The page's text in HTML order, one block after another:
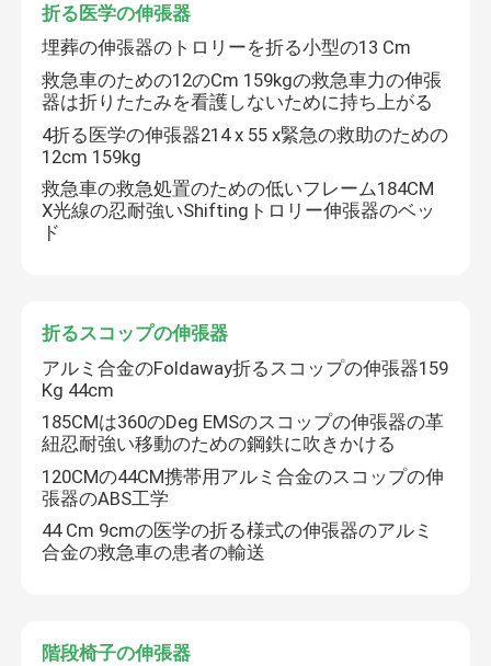
折る医学の伸張器
埋葬の伸張器のトロリーを折る小型の13 Cm
救急車のための12のCm 159kgの救急車力の伸張
器は折りたたみを看護しないために持ち上がる
4折る医学の伸張器214 x 55 x緊急の救助のための
12cm 159kg
救急車の救急処置のための低いフレーム184CM
X光線の忍耐強いShiftingトロリー伸張器のベッ
ド
折るスコップの伸張器
アルミ合金のFoldaway折るスコップの伸張器159
Kg 44cm
185CMは360のDeg EMSのスコップの伸張器の革
紐忍耐強い移動のための鋼鉄に吹きかける
120CMの44CM携帯用アルミ合金のスコップの伸
張器のABS工学
44 Cm 9cmの医学の折る様式の伸張器のアルミ
合金の救急車の患者の輸送
階段椅子の伸張器